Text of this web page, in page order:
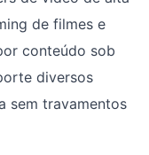
de filmes e
conteúdo sob
diversos
sem travamentos